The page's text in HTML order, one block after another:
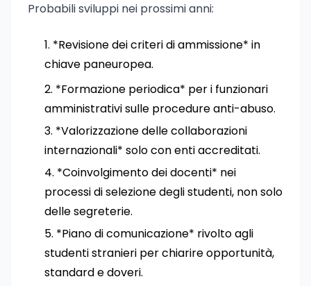
Probabili sviluppi nei prossimi anni:
*Revisione dei criteri di ammissione* in
chiave paneuropea.
*Formazione periodica* per i funzionari
amministrativi sulle procedure anti-abuso.
*Valorizzazione delle collaborazioni
internazionali* solo con enti accreditati.
*Coinvolgimento dei docenti* nei
processi di selezione degli studenti, non solo
delle segreterie.
*Piano di comunicazione* rivolto agli
studenti stranieri per chiarire opportunità,
standard e doveri.